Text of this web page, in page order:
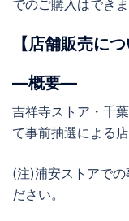
でのご購入はでき
【店舗販売につ
―概要―
吉祥寺ストア・千
て事前抽選による
(注)浦安ストアで
ださい。